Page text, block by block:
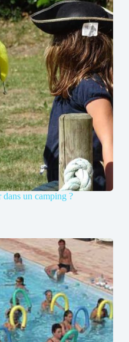
un camping ?